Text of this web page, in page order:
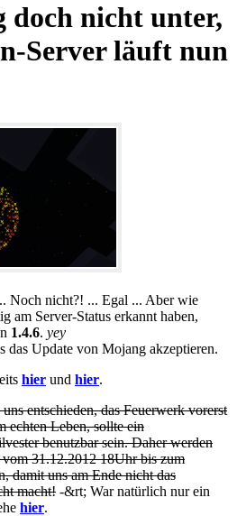
doch nicht unter,
Server läuft nun
Noch nicht?! ... Egal ... Aber wie
am Server-Status erkannt haben,
1.4.6. yey
das Update von Mojang akzeptieren.
hier und hier.
entschieden, das Feuerwerk vorerst
echten Leben, sollte ein
benutzbar sein. Daher werden
31.12.2012 18Uhr bis zum
damit uns am Ende nicht das
macht! -&rt; War natürlich nur ein
hier.